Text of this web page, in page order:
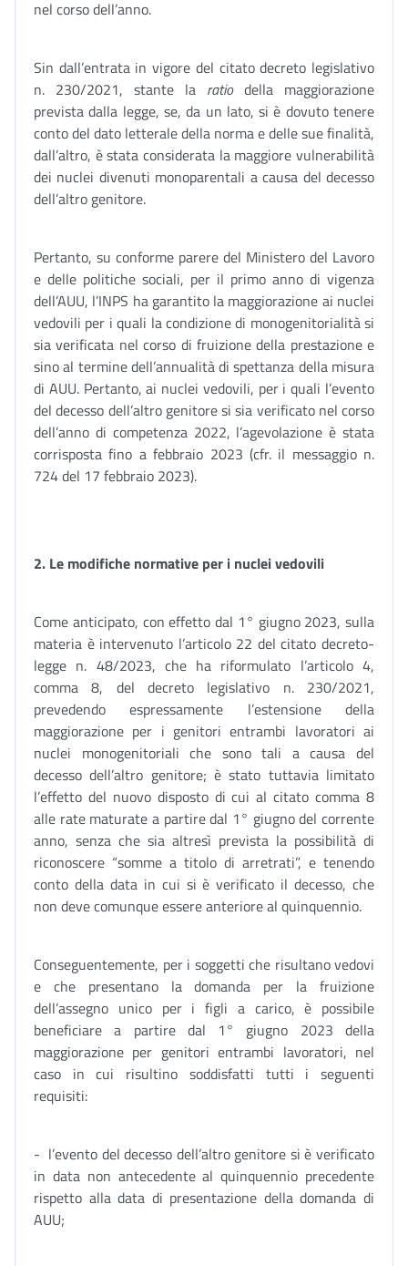
nel corso dell’anno.
Sin dall’entrata in vigore del citato decreto legislativo
n. 230/2021, stante la ratiodella maggiorazione
prevista dalla legge, se, da un lato, si è dovuto tenere
conto del dato letterale della norma e delle sue finalità,
dall’altro, è stata considerata la maggiore vulnerabilità
dei nuclei divenuti monoparentali a causa del decesso
dell’altro genitore.
Pertanto, su conforme parere del Ministero del Lavoro
e delle politiche sociali, per il primo anno di vigenza
dell’AUU, l’INPS ha garantito la maggiorazione ai nuclei
vedovili per i quali la condizione di monogenitorialità si
sia verificata nel corso di fruizione della prestazione e
sino al termine dell’annualità di spettanza della misura
di AUU. Pertanto, ai nuclei vedovili, per i quali l’evento
del decesso dell’altro genitore si sia verificato nel corso
dell’anno di competenza 2022, l’agevolazione è stata
corrisposta fino a febbraio 2023 (cfr. il messaggio n.
724 del 17 febbraio 2023).
2. Le modifiche normative per i nuclei vedovili
Come anticipato, con effetto dal 1° giugno 2023, sulla
materia è intervenuto l’articolo 22 del citato decreto-
legge n. 48/2023, che ha riformulato l’articolo 4,
comma 8, del decreto legislativo n. 230/2021,
prevedendo espressamente l’estensione della
maggiorazione per i genitori entrambi lavoratori ai
nuclei monogenitoriali che sono tali a causa del
decesso dell’altro genitore; è stato tuttavia limitato
l’effetto del nuovo disposto di cui al citato comma 8
alle rate maturate a partire dal 1° giugno del corrente
anno, senza che sia altresì prevista la possibilità di
riconoscere “somme a titolo di arretrati”, e tenendo
conto della data in cui si è verificato il decesso, che
non deve comunque essere anteriore al quinquennio.
Conseguentemente, per i soggetti che risultano vedovi
e che presentano la domanda per la fruizione
dell’assegno unico per i figli a carico, è possibile
beneficiare a partire dal 1° giugno 2023 della
maggiorazione per genitori entrambi lavoratori, nel
caso in cui risultino soddisfatti tutti i seguenti
requisiti:
- l’evento del decesso dell’altro genitore si è verificato
in data non antecedente al quinquennio precedente
rispetto alla data di presentazione della domanda di
AUU;